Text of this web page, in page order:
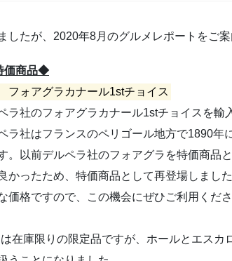
したが、2020年8月のグルメレポートをご案
商品◆
フォアグラカナール1stチョイス
ラ社のフォアグラカナール1stチョイスを輸
ラ社はフランスのペリゴール地方で1890年
。以前デルペラ社のフォアグラを特価商品
かったため、特価商品として再登場しました
価格ですので、この機会にぜひご利用くださ
在庫限りの限定品ですが、ホールとエスカ